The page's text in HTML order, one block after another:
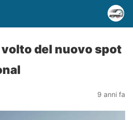
del nuovo spot
9 anni fa